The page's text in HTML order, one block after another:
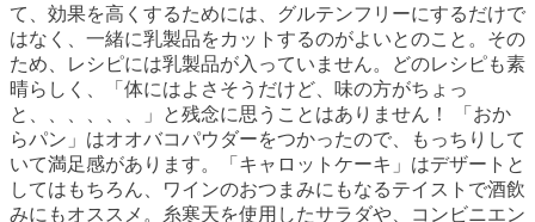
て、効果を高くするためには、グルテンフリーにするだけで
はなく、一緒に乳製品をカットするのがよいとのこと。その
ため、レシピには乳製品が入っていません。どのレシピも素
晴らしく、「体にはよさそうだけど、味の方がちょっ
と、、、、、、」と残念に思うことはありません！ 「おか
らパン」はオオバコパウダーをつかったので、もっちりして
いて満足感があります。「キャロットケーキ」はデザートと
してはもちろん、ワインのおつまみにもなるテイストで酒飲
みにもオススメ。糸寒天を使用したサラダや、コンビニエン